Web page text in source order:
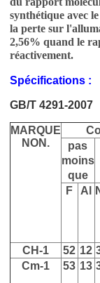
synthétique avec
la perte sur
2,56% quand le
réactivement.
Spécifications :
GB/T 4291-2007
MARQUE
NON.
pas
moins
que
F Al
CH-1
52 12
Cm-1
53 13